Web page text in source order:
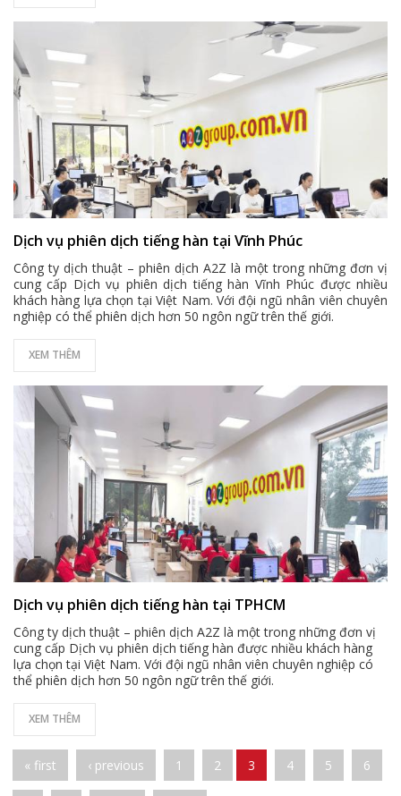
Dịch vụ phiên dịch tiếng hàn tại Vĩnh Phúc
Công ty dịch thuật – phiên dịch A2Z là một trong những đơn vị
cung cấp Dịch vụ phiên dịch tiếng hàn Vĩnh Phúc được nhiều
khách hàng lựa chọn tại Việt Nam. Với đội ngũ nhân viên chuyên
nghiệp có thể phiên dịch hơn 50 ngôn ngữ trên thế giới.
XEM THÊM
Dịch vụ phiên dịch tiếng hàn tại TPHCM
Công ty dịch thuật – phiên dịch A2Z là một trong những đơn vị
cung cấp Dịch vụ phiên dịch tiếng hàn được nhiều khách hàng
lựa chọn tại Việt Nam. Với đội ngũ nhân viên chuyên nghiệp có
thể phiên dịch hơn 50 ngôn ngữ trên thế giới.
XEM THÊM
Pages
« first ‹ previous 1 2 3 4 5 6